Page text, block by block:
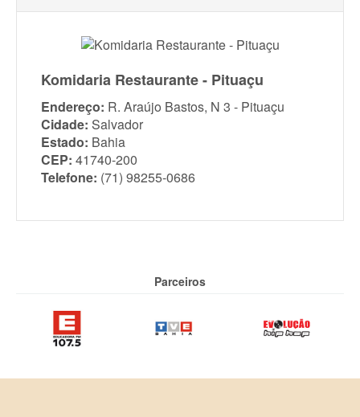
Komidaria Restaurante - Pituaçu
Endereço: R. Araújo Bastos, N 3 - Pituaçu
Cidade: Salvador
Estado: Bahia
CEP: 41740-200
Telefone: (71) 98255-0686
Parceiros